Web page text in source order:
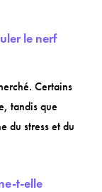
le nerf
Certains
tandis que
du stress et du
t-elle